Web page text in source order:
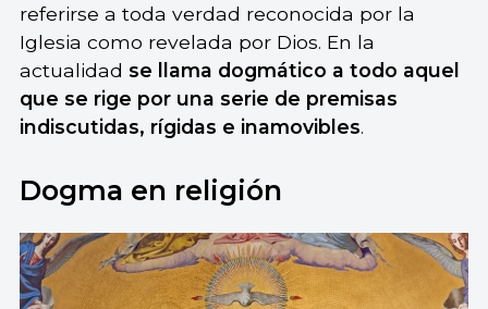
referirse a toda verdad reconocida por la
Iglesia como revelada por Dios. En la
actualidad se llama dogmático a todo aquel
que se rige por una serie de premisas
indiscutidas, rígidas e inamovibles.
Dogma en religión